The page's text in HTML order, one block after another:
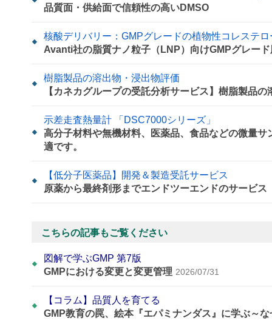
品質面・供給面で信頼性の高いDMSO
核酸デリバリー：GMPグレードの植物性コレステロ
Avanti社の脂質ナノ粒子（LNP）向けGMPグレード
樹脂製品の溶出物・浸出物評価
【カネカグループの受託分析サービス】樹脂製品
示差走査熱量計 「DSC7000シリーズ」
高分子材料や無機材料、医薬品、食品などの微量
適です。
【低分子医薬品】開発＆製造受託サービス
原薬から最終剤形までエンドツーエンドのサービス
こちらの記事もご覧ください
図解で学ぶGMP 第7版
GMPにおける変更と変更管理 2026/07/31
【コラム】品質人を育てる
GMP教育の罠、絵本『エパミナンダス』に学ぶ～